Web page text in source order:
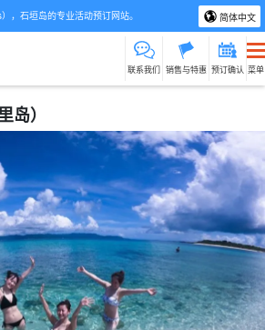
，石垣岛的专业活动预订网站。 简体中文
联系我们 销售与特惠 预订确认 菜单
岛）